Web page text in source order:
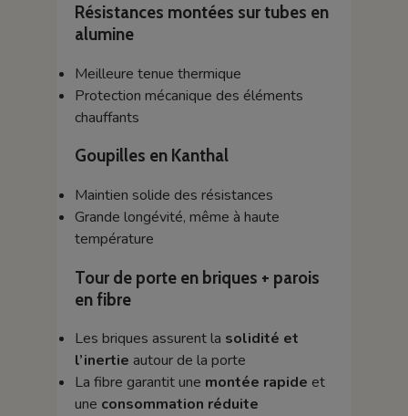
Résistances montées sur tubes en
alumine
Meilleure tenue thermique
Protection mécanique des éléments
chauffants
Goupilles en Kanthal
Maintien solide des résistances
Grande longévité, même à haute
température
Tour de porte en briques + parois
en fibre
Les briques assurent la solidité et
l’inertie autour de la porte
La fibre garantit une montée rapide et
une consommation réduite